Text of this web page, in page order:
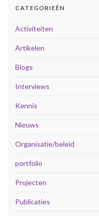
CATEGORIEËN
Activiteiten
Artikelen
Blogs
Interviews
Kennis
Nieuws
Organisatie/beleid
portfolio
Projecten
Publicaties